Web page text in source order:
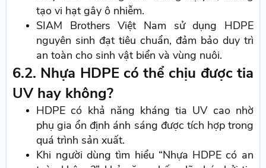
tạo vi hạt gây ô nhiễm.
SIAM Brothers Việt Nam sử dụng HDPE
nguyên sinh đạt tiêu chuẩn, đảm bảo duy trì
an toàn cho sinh vật biển và vùng nuôi.
6.2. Nhựa HDPE có thể chịu được tia
UV hay không?
HDPE có khả năng kháng tia UV cao nhờ
phụ gia ổn định ánh sáng được tích hợp trong
quá trình sản xuất.
Khi người dùng tìm hiểu “Nhựa HDPE có an